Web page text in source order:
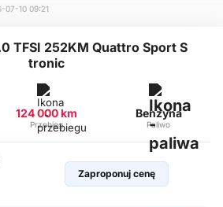
07-10 09:21
TFSI 252KM Quattro Sport S
tronic
124 000 km
Przebieg
Benzyna
Paliwo
Zaproponuj cenę